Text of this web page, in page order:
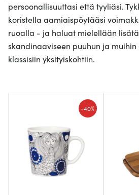
persoonallisuuttasi että tyyliäsi.
koristella aamiaispöytääsi
ruoalla - ja haluat mielellään
skandinaaviseen puuhun ja
klassisiin yksityiskohtiin.
-40%